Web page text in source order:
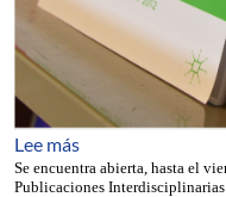
Lee mássobre Espacio
Se encuentra abierta, hasta el
Publicaciones